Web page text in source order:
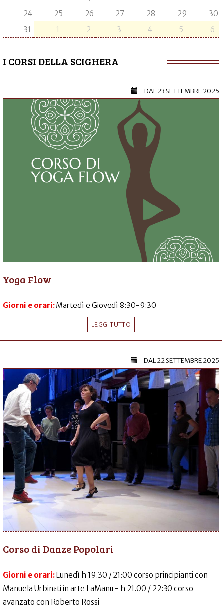
24
25 26 27 28 29
30
31
1 2 3 4 5 6
I CORSI DELLA SCIGHERA
DAL23 SETTEMBRE 2025
Yoga Flow
Giorni e orari: Martedì e Giovedì 8:30-9:30
LEGGI TUTTO
DAL22 SETTEMBRE 2025
Corso di Danze Popolari
Giorni e orari: Lunedì h 19.30 / 21:00 corso principianti con
Manuela Urbinati in arte LaManu - h 21.00 / 22:30 corso
avanzato con Roberto Rossi